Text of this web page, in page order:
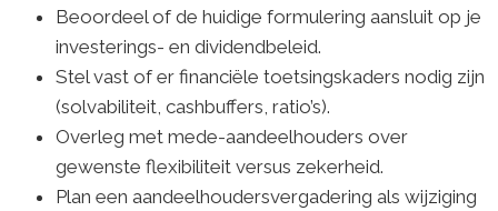
Beoordeel of de huidige formulering aansluit op je
investerings- en dividendbeleid.
Stel vast of er financiële toetsingskaders nodig zijn
(solvabiliteit, cashbuffers, ratio’s).
Overleg met mede-aandeelhouders over
gewenste flexibiliteit versus zekerheid.
Plan een aandeelhoudersvergadering als wijziging